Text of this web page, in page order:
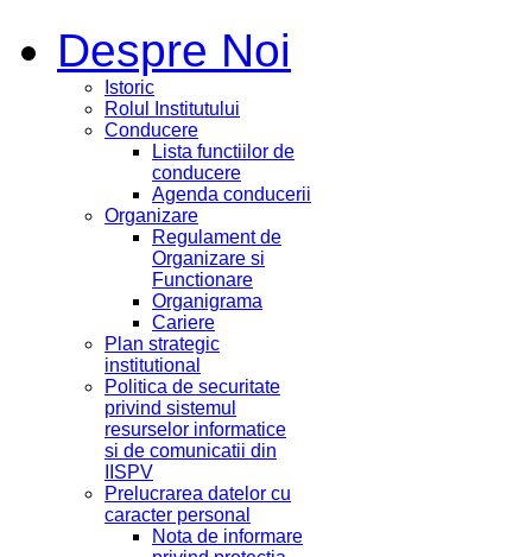
Despre Noi
Istoric
Rolul Institutului
Conducere
Lista functiilor de
conducere
Agenda conducerii
Organizare
Regulament de
Organizare si
Functionare
Organigrama
Cariere
Plan strategic
institutional
Politica de securitate
privind sistemul
resurselor informatice
si de comunicatii din
IISPV
Prelucrarea datelor cu
caracter personal
Nota de informare